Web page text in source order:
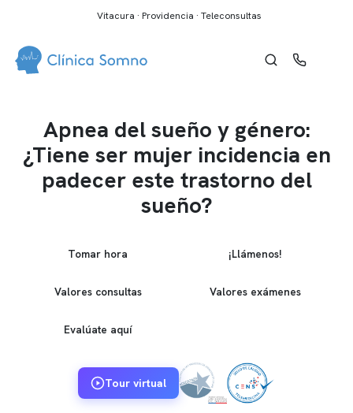
Vitacura · Providencia · Teleconsultas
Apnea del sueño y género:
¿Tiene ser mujer incidencia en
padecer este trastorno del
sueño?
Tomar hora ¡Llámenos!
Valores consultas Valores exámenes
Evalúate aquí
Tour virtual